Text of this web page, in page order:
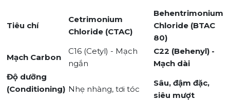
Tiêu chí
Cetrimonium
Chloride (CTAC)
Behentrimonium
Chloride (BTAC
80)
Mạch Carbon
C16 (Cetyl) - Mạch
ngắn
C22 (Behenyl) -
Mạch dài
Độ dưỡng
(Conditioning) Nhẹ nhàng, tơi tóc
Sâu, đậm đặc,
siêu mượt